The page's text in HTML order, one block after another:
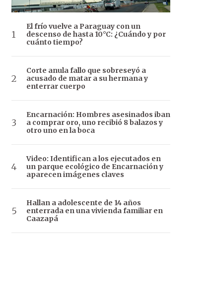
El frío vuelve a Paraguay con un
descenso de hasta 10°C: ¿Cuándo y por
cuánto tiempo?
Corte anula fallo que sobreseyó a
acusado de matar a su hermana y
enterrar cuerpo
Encarnación: Hombres asesinados iban
a comprar oro, uno recibió 8 balazos y
otro uno en la boca
Video: Identifican a los ejecutados en
un parque ecológico de Encarnación y
aparecen imágenes claves
Hallan a adolescente de 14 años
enterrada en una vivienda familiar en
Caazapá